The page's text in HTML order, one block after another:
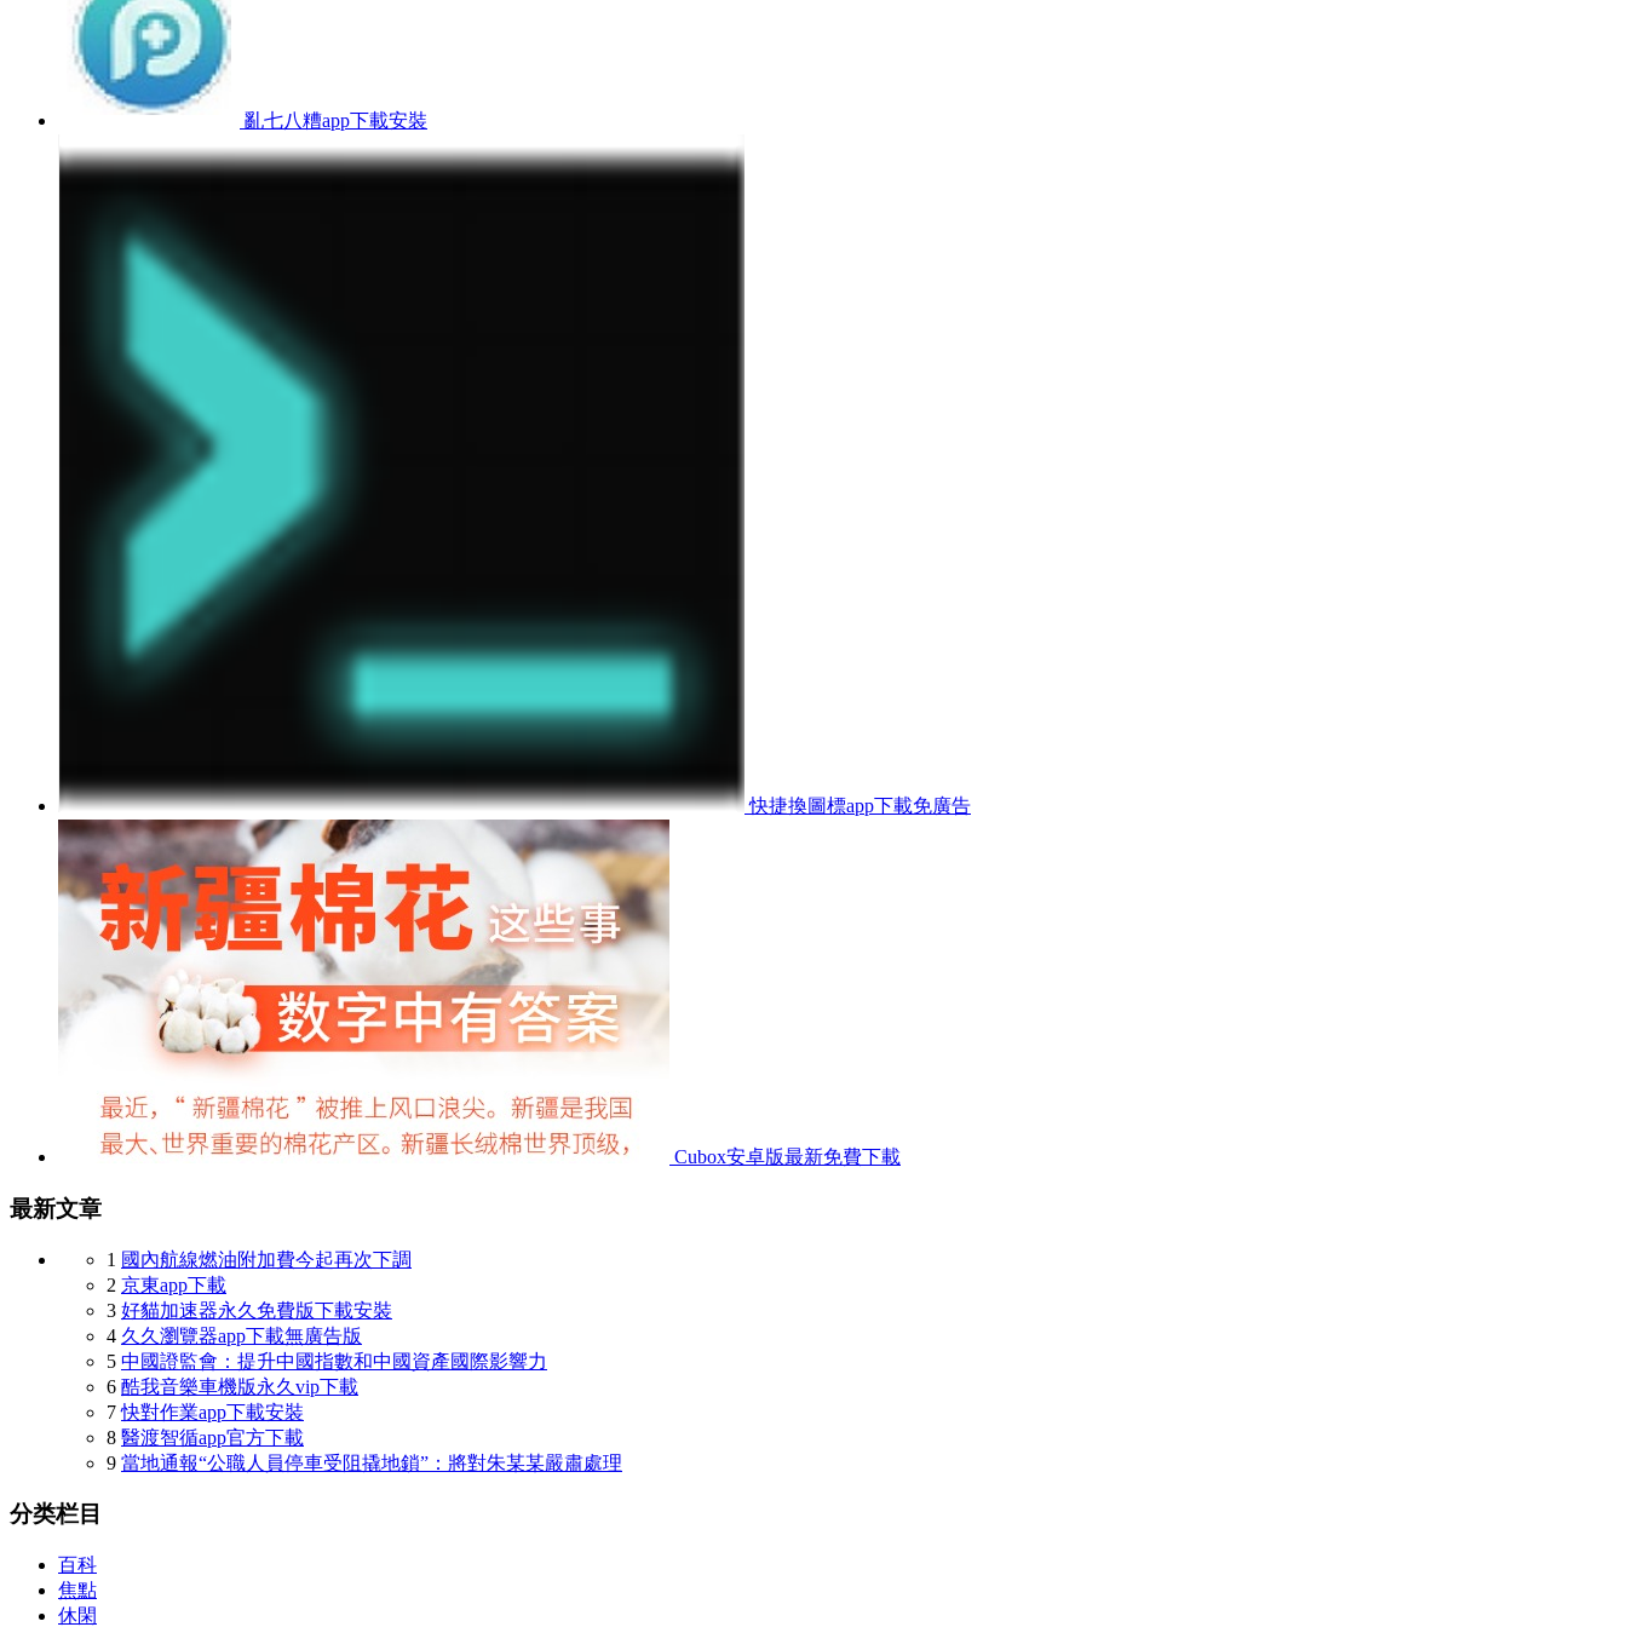
亂七八糟app下載安裝
快捷換圖標app下載免廣告
Cubox安卓版最新免費下載
最新文章
1 國內航線燃油附加費今起再次下調
2 京東app下載
3 好貓加速器永久免費版下載安裝
4 久久瀏覽器app下載無廣告版
5 中國證監會：提升中國指數和中國資產國際影響力
6 酷我音樂車機版永久vip下載
7 快對作業app下載安裝
8 醫渡智循app官方下載
9 當地通報“公職人員停車受阻撬地鎖”：將對朱某某嚴肅處理
分类栏目
百科
焦點
休閑